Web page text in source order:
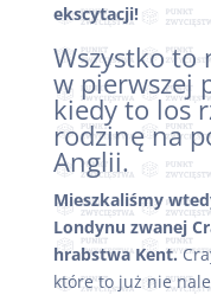
ekscytacji!
Wszystko to
w pierwszej
kiedy to los
rodzinę na
Anglii.
Mieszkaliśmy
Londynu zwanej
hrabstwa Kent.
które to już nie